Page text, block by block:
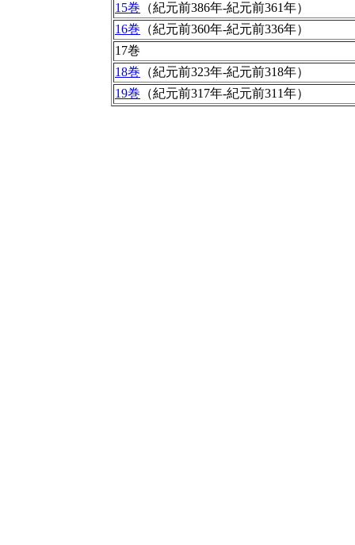
15巻 （紀元前386年-紀元前361年）
16巻 （紀元前360年-紀元前336年）
17巻
18巻 （紀元前323年-紀元前318年）
19巻 （紀元前317年-紀元前311年）